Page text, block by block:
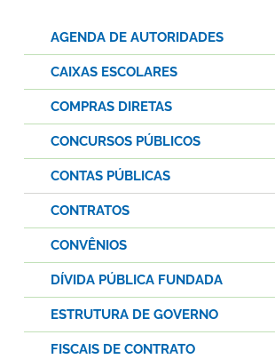
AGENDA DE AUTORIDADES
CAIXAS ESCOLARES
COMPRAS DIRETAS
CONCURSOS PÚBLICOS
CONTAS PÚBLICAS
CONTRATOS
CONVÊNIOS
DÍVIDA PÚBLICA FUNDADA
ESTRUTURA DE GOVERNO
FISCAIS DE CONTRATO